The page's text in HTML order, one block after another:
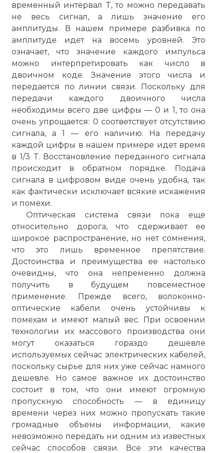
временный интервал T, то можно передавать
не весь сигнал, а лишь значение его
амплитуды. В нашем примере разбивка по
амплитуде идет на восемь уровней. Это
означает, что значение каждого импульса
можно интерпретировать как число в
двоичном коде. Значение этого числа и
передается по линии связи. Поскольку для
передачи каждого двоичного числа
необходимы всего две цифры — 0 и 1, то она
очень упрощается: 0 соответствует отсутствию
сигнала, а 1 — его наличию. На передачу
каждой цифры в нашем примере идет время
в 1/3 T. Восстановление переданного сигнала
происходит в обратном порядке. Подача
сигнала в цифровом виде очень удобна, так
как фактически исключает всякие искажения
и помехи.
Оптическая система связи пока еще
относительно дорога, что сдерживает ее
широкое распространение, но нет сомнения,
что это лишь временное препятствие.
Достоинства и преимущества ее настолько
очевидны, что она непременно должна
получить в будущем повсеместное
применение. Прежде всего, волоконно-
оптические кабели очень устойчивы к
помехам и имеют малый вес. При освоении
технологии их массового производства они
могут оказаться гораздо дешевле
используемых сейчас электрических кабелей,
поскольку сырье для них уже сейчас намного
дешевле. Но самое важное их достоинство
состоит в том, что они имеют огромную
пропускную способность — в единицу
времени через них можно пропускать такие
громадные объемы информации, какие
невозможно передать ни одним из известных
сейчас способов связи. Все эти качества